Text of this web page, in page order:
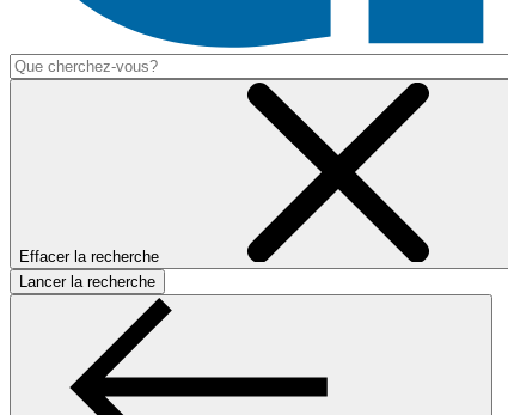
Effacer la recherche
Lancer la recherche